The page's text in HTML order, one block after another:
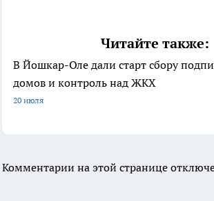
Читайте также:
В Йошкар-Оле дали старт сбору
домов и контроль над ЖКХ
20 июля
Комментарии на этой странице